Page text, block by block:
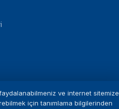
ve internet sitemize
için tanımlama bilgilerinden